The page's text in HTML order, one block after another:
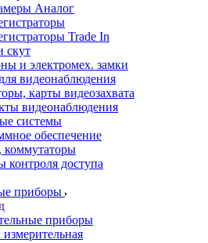
Аналог
Trade In
скут
и электромех. замки
видеонаблюдения
карты видеозахвата
видеонаблюдения
системы
обеспечение
коммутаторы
контроля доступа
приборы
приборы
измерительная